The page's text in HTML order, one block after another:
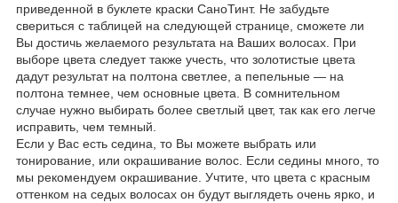
приведенной в буклете краски СаноТинт. Не забудьте
свериться с таблицей на следующей странице, сможете ли
Вы достичь желаемого результата на Ваших волосах. При
выборе цвета следует также учесть, что золотистые цвета
дадут результат на полтона светлее, а пепельные — на
полтона темнее, чем основные цвета. В сомнительном
случае нужно выбирать более светлый цвет, так как его легче
исправить, чем темный.
Если у Вас есть седина, то Вы можете выбрать или
тонирование, или окрашивание волос. Если седины много, то
мы рекомендуем окрашивание. Учтите, что цвета с красным
оттенком на седых волосах он будут выглядеть очень ярко, и